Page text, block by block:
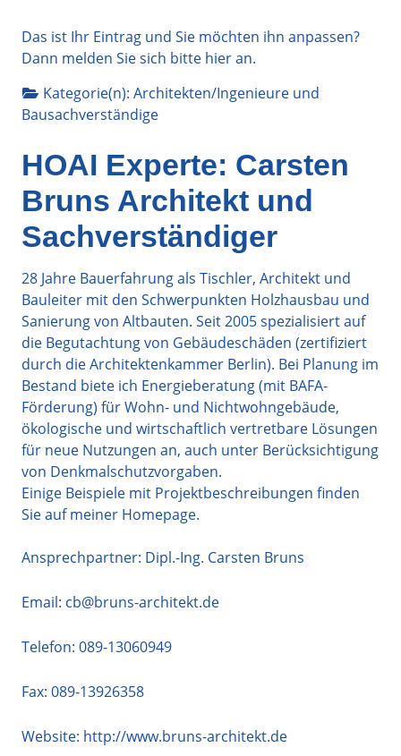
Das ist Ihr Eintrag und Sie möchten ihn anpassen?
Dann melden Sie sich bitte hieran.
Kategorie(n): Architekten/Ingenieure und
Bausachverständige
HOAI Experte: Carsten
Bruns Architekt und
Sachverständiger
28 Jahre Bauerfahrung als Tischler, Architekt und
Bauleiter mit den Schwerpunkten Holzhausbau und
Sanierung von Altbauten. Seit 2005 spezialisiert auf
die Begutachtung von Gebäudeschäden (zertifiziert
durch die Architektenkammer Berlin). Bei Planung im
Bestand biete ich Energieberatung (mit BAFA-
Förderung) für Wohn- und Nichtwohngebäude,
ökologische und wirtschaftlich vertretbare Lösungen
für neue Nutzungen an, auch unter Berücksichtigung
von Denkmalschutzvorgaben.
Einige Beispiele mit Projektbeschreibungen finden
Sie auf meiner Homepage.
Ansprechpartner: Dipl.-Ing. Carsten Bruns
Email: cb@bruns-architekt.de
Telefon: 089-13060949
Fax: 089-13926358
Website: http://www.bruns-architekt.de